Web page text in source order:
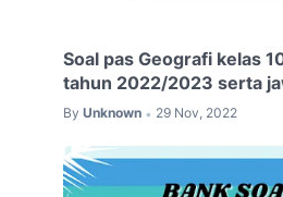
Soal pas Geografi kelas
tahun 2022/2023 serta
By Unknown • 29 Nov, 2022